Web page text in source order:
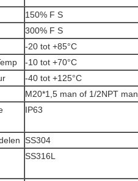
150% F S
300% F S
-20 tot +85°C
-10 tot +70°C
-40 tot +125°C
M20*1,5 man of 1/2NPT man
IP63
SS304
SS316L